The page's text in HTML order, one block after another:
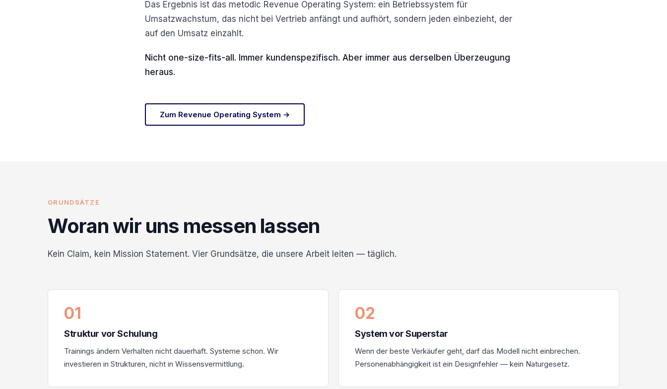
Das Ergebnis ist das metodic Revenue Operating System: ein Betriebssystem für
Umsatzwachstum, das nicht bei Vertrieb anfängt und aufhört, sondern jeden einbezieht, der
auf den Umsatz einzahlt.
Nicht one-size-fits-all. Immer kundenspezifisch. Aber immer aus derselben Überzeugung
heraus.
Zum Revenue Operating System →
GRUNDSÄTZE
Woran wir uns messen lassen
Kein Claim, kein Mission Statement. Vier Grundsätze, die unsere Arbeit leiten — täglich.
01
Struktur vor Schulung
Trainings ändern Verhalten nicht dauerhaft. Systeme schon. Wir
investieren in Strukturen, nicht in Wissensvermittlung.
02
System vor Superstar
Wenn der beste Verkäufer geht, darf das Modell nicht einbrechen.
Personenabhängigkeit ist ein Designfehler — kein Naturgesetz.